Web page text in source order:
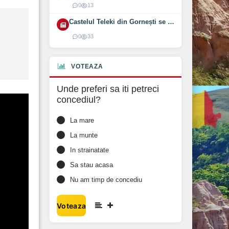
0 13
Castelul Teleki din Gornești se redeschide pe 1 august 2026
0 33
VOTEAZA
Unde preferi sa iti petreci
concediul?
La mare
La munte
In strainatate
Sa stau acasa
Nu am timp de concediu
Voteaza